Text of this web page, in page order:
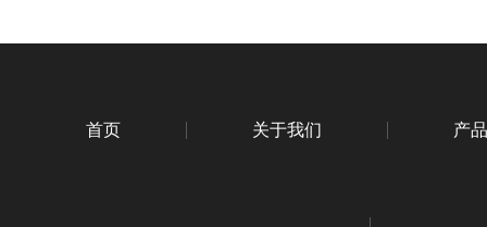
首页 关于我们 产